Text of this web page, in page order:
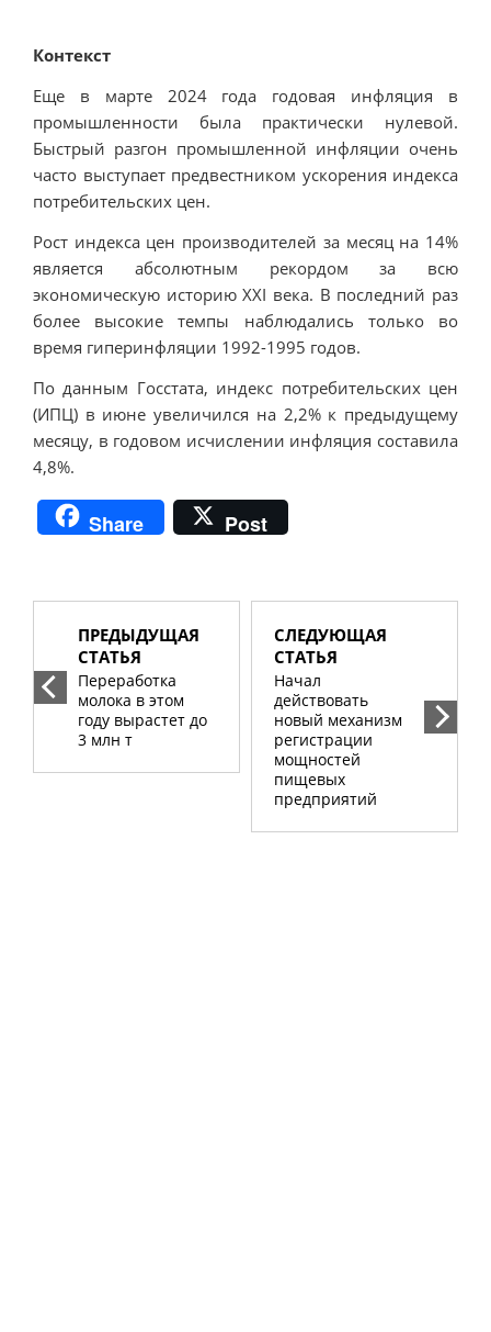
Контекст
Еще в марте 2024 года годовая инфляция в
промышленности была практически нулевой.
Быстрый разгон промышленной инфляции очень
часто выступает предвестником ускорения индекса
потребительских цен.
Рост индекса цен производителей за месяц на 14%
является абсолютным рекордом за всю
экономическую историю ХХІ века. В последний раз
более высокие темпы наблюдались только во
время гиперинфляции 1992-1995 годов.
По данным Госстата, индекс потребительских цен
(ИПЦ) в июне увеличился на 2,2% к предыдущему
месяцу, в годовом исчислении инфляция составила
4,8%.
Share Post
ПРЕДЫДУЩАЯ
СТАТЬЯ
Переработка
молока в этом
году вырастет до
3 млн т
СЛЕДУЮЩАЯ
СТАТЬЯ
Начал
действовать
новый механизм
регистрации
мощностей
пищевых
предприятий